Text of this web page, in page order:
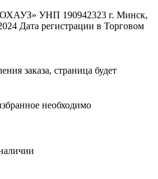
УНП 190942323 г. Минск,
Дата регистрации в Торговом
заказа, страница будет
необходимо